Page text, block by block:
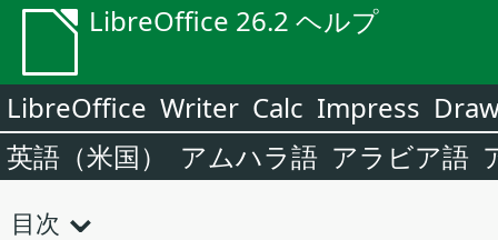
LibreOffice 26.2 ヘルプ
LibreOffice Writer Calc Impress
英語（米国）
アムハラ語 アラビア語
目次